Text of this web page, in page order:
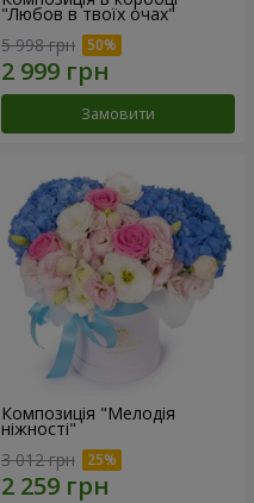
"Любов в твоїх очах"
5 998 грн
Замовити
Композиція "Мелодія
ніжності"
3 012 грн